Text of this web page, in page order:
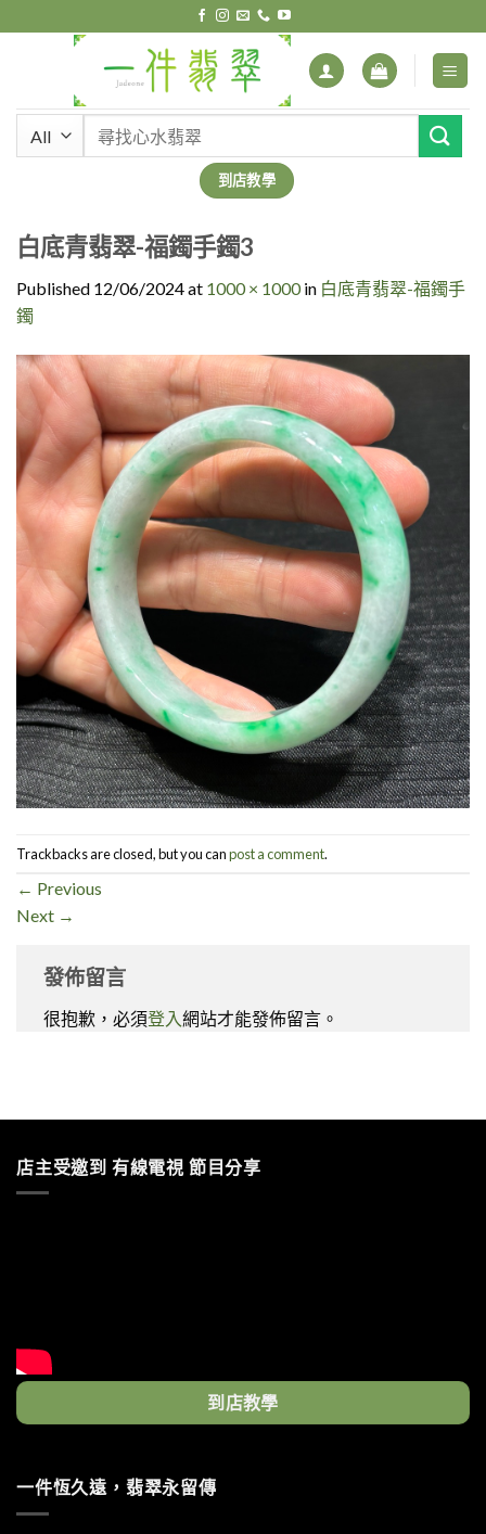
to
到店教學
白底青翡翠-福鐲手鐲3
Published 12/06/2024at 1000 × 1000in 白底青翡翠-福鐲手
鐲
Trackbacks are closed, but you canpost a comment.
← Previous
Next →
發佈留言
很抱歉，必須登入網站才能發佈留言。
店主受邀到 有線電視 節目分享
到店教學
一件恆久遠，翡翠永留傳